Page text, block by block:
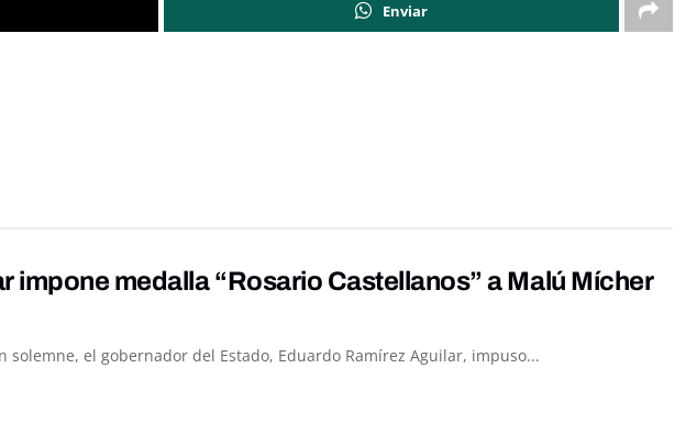
Enviar
impone medalla “Rosario Castellanos” a Malú Mícher
solemne, el gobernador del Estado, Eduardo Ramírez Aguilar, impuso...